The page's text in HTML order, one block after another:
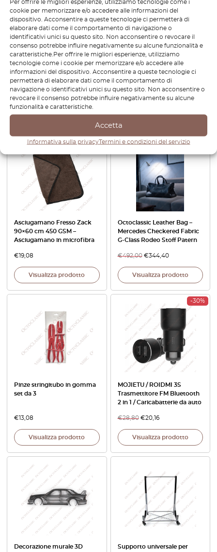
Per offrire le migliori esperienze, utilizziamo tecnologie come i
cookie per memorizzare e/o accedere alle informazioni del
dispositivo. Acconsentire a queste tecnologie ci permetterà di
elaborare dati come il comportamento di navigazione o
identificativi unici su questo sito. Non acconsentire o revocare il
consenso potrebbe influire negativamente su alcune funzionalità e
caratteristiche.Per offrire le migliori esperienze, utilizziamo
tecnologie come i cookie per memorizzare e/o accedere alle
informazioni del dispositivo. Acconsentire a queste tecnologie ci
permetterà di elaborare dati come il comportamento di
navigazione o identificativi unici su questo sito. Non acconsentire o
revocare il consenso potrebbe influire negativamente su alcune
funzionalità e caratteristiche.
Accetta
Informativa sulla privacyTermini e condizioni del servizio
Octoclassic Brown Leather
Bag – Porsche Classic Fabric
Pattern
492,00
Visualizza prodotto
Guanto di lana per
autolavaggio e lucidatura
Visualizza prodotto
Asciugamano Fresso Zack
90×60 cm 450 GSM –
Asciugamano in microfibra
€19,08
Visualizza prodotto
Octoclassic Leather Bag –
Mercedes Checkered Fabric
G-Class Rodeo Stoff Patern
€492,00 €344,40
Visualizza prodotto
Pinze stringitubo in gomma
set da 3
€13,08
Visualizza prodotto
-30%
MOJIETU / ROIDMI 3S
Trasmettitore FM Bluetooth
2 in 1 / Caricabatterie da auto
€28,80 €20,16
Visualizza prodotto
Decorazione murale 3D
Supporto universale per